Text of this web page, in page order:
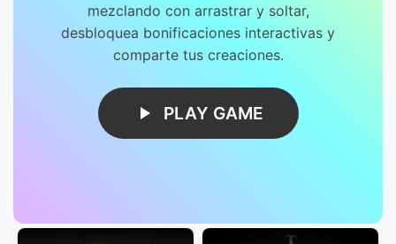
mezclando con arrastrar y soltar,
desbloquea bonificaciones interactivas y
comparte tus creaciones.
PLAY GAME